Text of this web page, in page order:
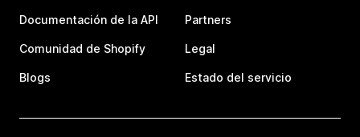
Documentación de la API
Comunidad de Shopify
Blogs
Partners
Legal
Estado del servicio